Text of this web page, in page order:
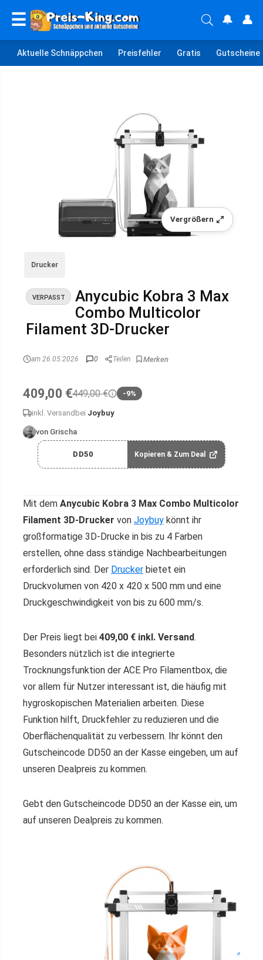
☰ 🔔 👤
Aktuelle Schnäppchen Preisfehler Gratis Gutscheine
Vergrößern
Drucker
VERPASST
Anycubic Kobra 3 Max
Combo Multicolor
Filament 3D-Drucker
am 26.05.2026 0 Teilen
409,00 €449,00 € -9%
inkl. Versand bei Joybuy
von Grischa
DD50 Kopieren & Zum Deal
Mit dem Anycubic Kobra 3 Max Combo Multicolor
Filament 3D-Drucker von Joybuy könnt ihr
großformatige 3D-Drucke in bis zu 4 Farben
erstellen, ohne dass ständige Nachbearbeitungen
erforderlich sind. Der Drucker bietet ein
Druckvolumen von 420 x 420 x 500 mm und eine
Druckgeschwindigkeit von bis zu 600 mm/s.
Der Preis liegt bei 409,00 € inkl. Versand.
Besonders nützlich ist die integrierte
Trocknungsfunktion der ACE Pro Filamentbox, die
vor allem für Nutzer interessant ist, die häufig mit
hygroskopischen Materialien arbeiten. Diese
Funktion hilft, Druckfehler zu reduzieren und die
Oberflächenqualität zu verbessern. Ihr könnt den
Gutscheincode DD50 an der Kasse eingeben, um auf
unseren Dealpreis zu kommen.
Gebt den Gutscheincode DD50 an der Kasse ein, um
auf unseren Dealpreis zu kommen.